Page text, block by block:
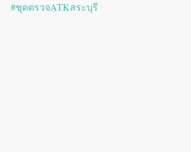
#ชุดตรวจATKสระบุรี